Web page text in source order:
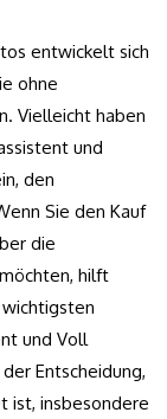
entwickelt sich
ohne
Vielleicht haben
und
den
Sie den Kauf
die
hilft
und Voll
Entscheidung,
ist, insbesondere